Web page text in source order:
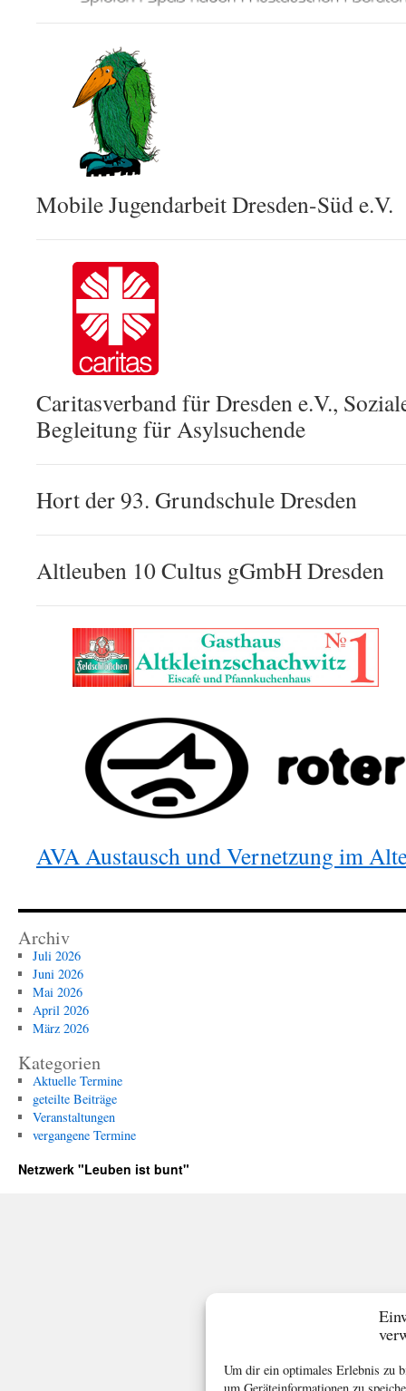
Um dir ein optimales Erlebnis zu
um Geräteinformationen zu
Mobile Jugendarbeit Dresden-Süd e.V.
Caritasverband für Dresden e.V.,
Begleitung für Asylsuchende
Hort der 93. Grundschule Dresden
Altleuben 10 Cultus gGmbH Dresden
AVA Austausch und Vernetzung im
Archiv
Juli 2026
Juni 2026
Mai 2026
April 2026
März 2026
Kategorien
Aktuelle Termine
geteilte Beiträge
Veranstaltungen
vergangene Termine
Netzwerk "Leuben ist bunt"